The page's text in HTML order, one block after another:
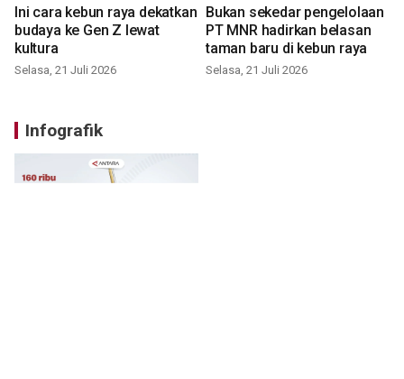
Ini cara kebun raya dekatkan
budaya ke Gen Z lewat
kultura
Selasa, 21 Juli 2026
Bukan sekedar pengelolaan
PT MNR hadirkan belasan
taman baru di kebun raya
Selasa, 21 Juli 2026
Infografik